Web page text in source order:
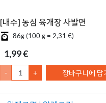
[내수] 농심 육개장 사발면
86g (100 g = 2,31 €)
1,99 €
- + 장바구니에 담